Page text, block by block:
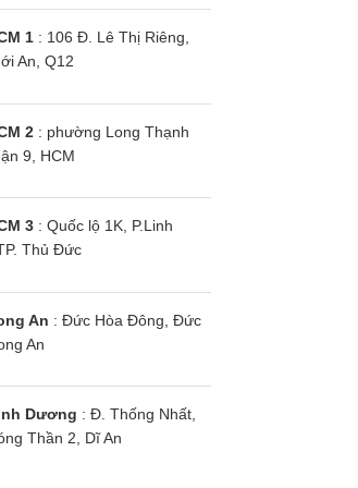
mật độ cao và lưới lọc tăng cường, bụi
sẽ góp phần trả lại cho không gian trong
độ Fan Only
lạnh như một chiếc quạt thổi gió
tiện lợi
1: 106 Đ. Lê Thị Riêng,
An, Q12
2: phường Long Thạnh
9, HCM
3: Quốc lộ 1K, P.Linh
Thủ Đức
An : Đức Hòa Đông, Đức
An
Dương : Đ. Thống Nhất,
Thần 2, Dĩ An